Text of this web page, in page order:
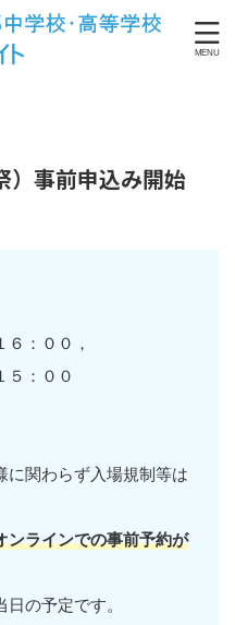
）事前申込み開始
：００，
５：００
に関わらず入場規制等は
ンラインでの事前予約が
の予定です。